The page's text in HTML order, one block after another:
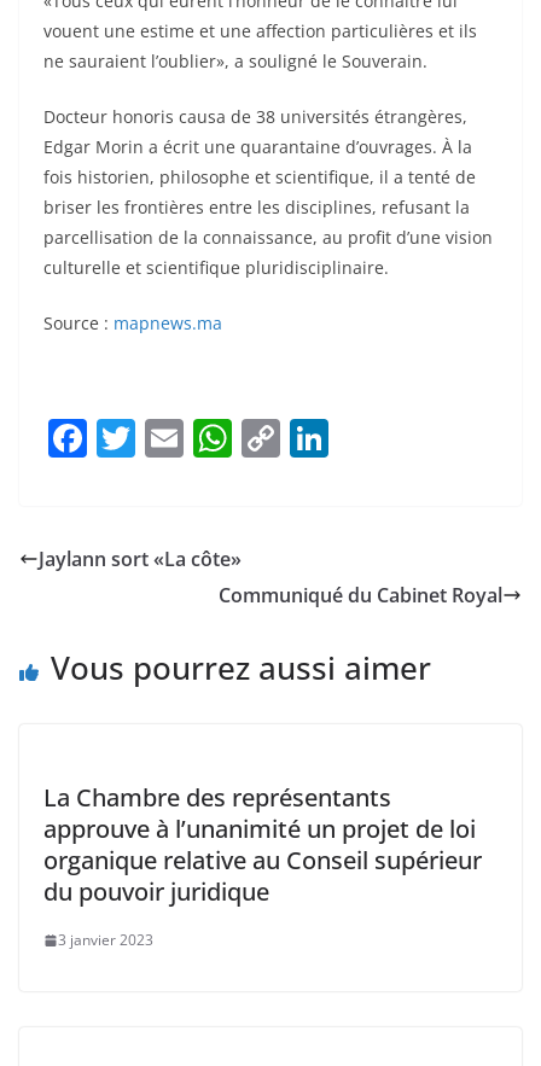
vouent une estime et une affection particulières et ils
ne sauraient l’oublier», a souligné le Souverain.
Docteur honoris causa de 38 universités étrangères,
Edgar Morin a écrit une quarantaine d’ouvrages. À la
fois historien, philosophe et scientifique, il a tenté de
briser les frontières entre les disciplines, refusant la
parcellisation de la connaissance, au profit d’une vision
culturelle et scientifique pluridisciplinaire.
Source : mapnews.ma
F
e
o
T
er
E
l
W
s
A
p
C
Li
k
dI
Jaylann sort «La côte»
Communiqué du Cabinet Royal
Vous pourrez aussi aimer
La Chambre des représentants
approuve à l’unanimité un projet de loi
organique relative au Conseil supérieur
du pouvoir juridique
3 janvier 2023